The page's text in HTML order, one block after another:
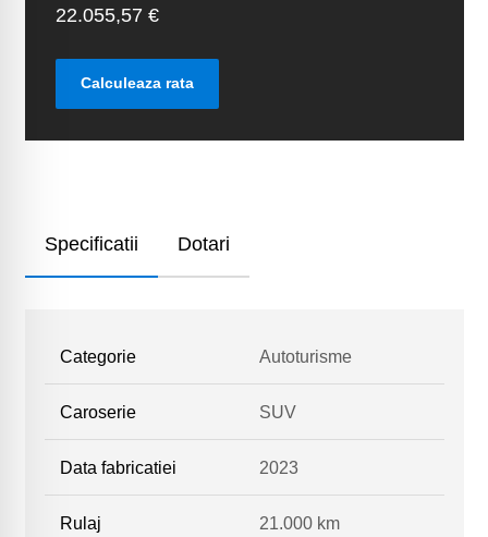
22.055,57 €
Calculeaza rata
Specificatii Dotari
Categorie Autoturisme
Caroserie SUV
Data fabricatiei 2023
Rulaj 21.000 km